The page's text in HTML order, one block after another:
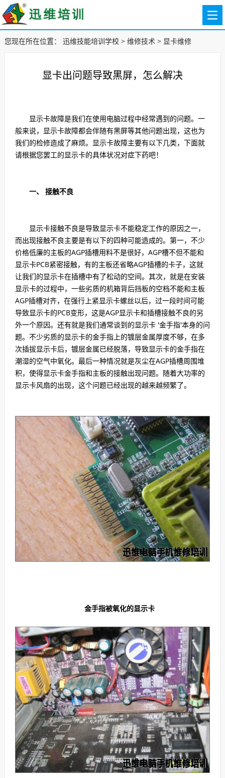
您现在所在位置： 迅维技能培训学校> 维修技术> 显卡维修
显卡出问题导致黑屏，怎么解决
显示卡故障是我们在使用电脑过程中经常遇到的问题。一
般来说，显示卡故障都会伴随有黑屏等其他问题出现，这也为
我们的检修造成了麻烦。显示卡故障主要有以下几类，下面就
请根据您罢工的显示卡的具体状况对症下药吧！
一、 接触不良
显示卡接触不良是导致显示卡不能稳定工作的原因之一，
而出现接触不良主要是有以下的四种可能造成的。第一，不少
价格低廉的主板的AGP插槽用料不是很好，AGP槽不但不能和
显示卡PCB紧密接触，有的主板还省略AGP插槽的卡子，这就
让我们的显示卡在插槽中有了松动的空间。其次，就是在安装
显示卡的过程中，一些劣质的机箱背后挡板的空档不能和主板
AGP插槽对齐，在强行上紧显示卡螺丝以后，过一段时间可能
导致显示卡的PCB变形，这是AGP显示卡和插槽接触不良的另
外一个原因。还有就是我们通常谈到的显示卡 '金手指'本身的问
题。不少劣质的显示卡的金手指上的镀层金属厚度不够，在多
次插拔显示卡后，镀层金属已经脱落，导致显示卡的金手指在
潮湿的空气中氧化。最后一种情况就是灰尘在AGP插槽周围堆
积，使得显示卡金手指和主板的接触出现问题。随着大功率的
显示卡风扇的出现，这个问题已经出现的越来越频繁了。
金手指被氧化的显示卡